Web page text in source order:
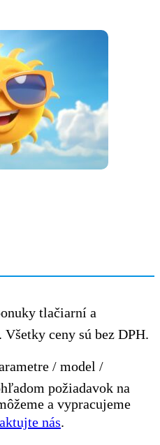
tlačiarní a
ceny sú bez DPH.
/ model /
požiadavok na
a vypracujeme
nás.